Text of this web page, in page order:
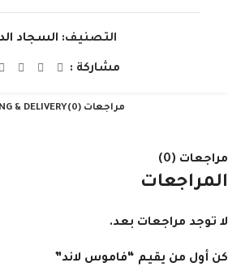
التصنيف: السجاد
مشاركة :
مراجعات (0) & DELIVERY
مراجعات (0)
المراجعات
لا توجد مراجعات بعد.
كن أول من يقيم “فاموس لاند”